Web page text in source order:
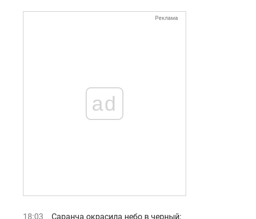
Реклама
ad
18:03
Саранча окрасила небо в черный: